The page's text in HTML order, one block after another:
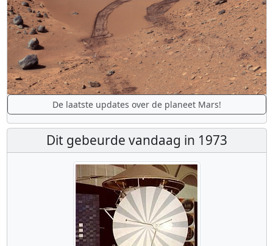
De laatste updates over de planeet Mars!
Dit gebeurde vandaag in 1973